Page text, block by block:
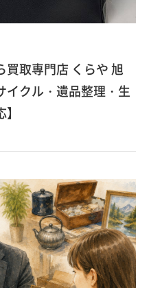
買取専門店 くらや 旭
イクル・遺品整理・生